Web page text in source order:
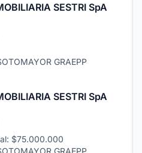
SESTRI SpA
GRAEPP
SESTRI SpA
$75.000.000
GRAEPP